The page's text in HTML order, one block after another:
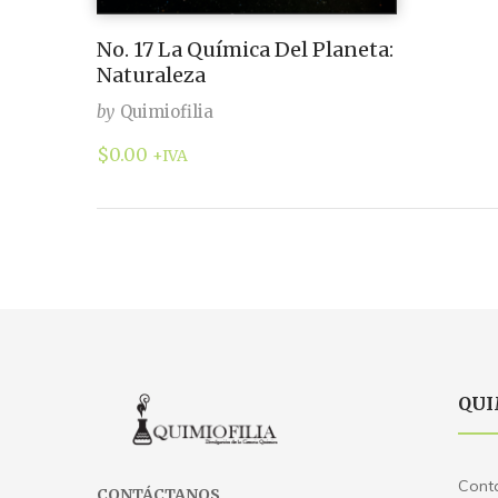
No. 17 La Química Del Planeta:
Naturaleza
by Quimiofilia
$0.00 +IVA